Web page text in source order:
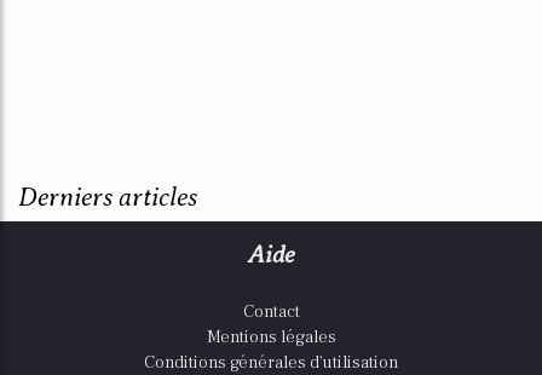
Derniers articles
Aide
Contact
Mentions légales
Conditions générales d'utilisation